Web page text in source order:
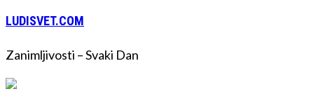
LUDISVET.COM
Zanimljivosti – Svaki Dan